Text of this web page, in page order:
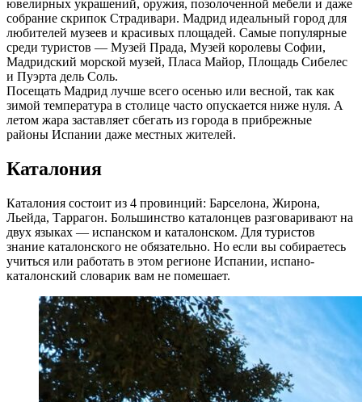
ювелирных украшений, оружия, позолоченной мебели и даже
собрание скрипок Страдивари. Мадрид идеальный город для
любителей музеев и красивых площадей. Самые популярные
среди туристов — Музей Прада, Музей королевы Софии,
Мадридский морской музей, Пласа Майор, Площадь Сибелес
и Пуэрта дель Соль.
Посещать Мадрид лучше всего осенью или весной, так как
зимой температура в столице часто опускается ниже нуля. А
летом жара заставляет сбегать из города в прибрежные
районы Испании даже местных жителей.
Каталония
Каталония состоит из 4 провинций: Барселона, Жирона,
Льейда, Таррагон. Большинство каталонцев разговаривают на
двух языках — испанском и каталонском. Для туристов
знание каталонского не обязательно. Но если вы собираетесь
учиться или работать в этом регионе Испании, испано-
каталонский словарик вам не помешает.